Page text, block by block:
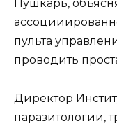
Пушкарь,
пульта
проводить
Директор
паразитологии,